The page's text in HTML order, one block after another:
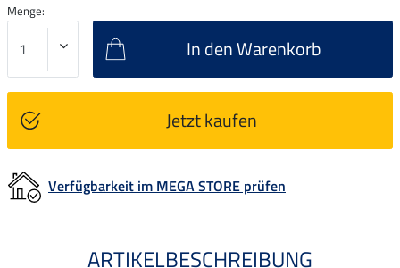
Menge:
In den Warenkorb
Jetzt kaufen
Verfügbarkeit im MEGA STORE prüfen
ARTIKELBESCHREIBUNG